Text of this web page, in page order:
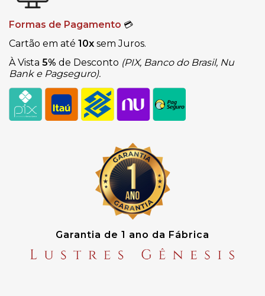
Formas de Pagamento 💳
Cartão em até 10x sem Juros.
À Vista 5% de Desconto (PIX, Banco do Brasil, Nu
Bank e Pagseguro).
Garantia de 1 ano da Fábrica